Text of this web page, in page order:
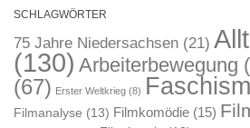
SCHLAGWÖRTER
75 Jahre Niedersachsen (21)
(130) Arbeiterbewegung
(67) Erster Weltkrieg (8)
Filmanalyse (13) Filmkomödie (15)